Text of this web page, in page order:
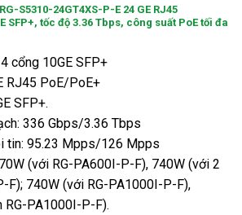
S5310-24GT4XS-P-E 24 GE RJ45
SFP+, tốc độ 3.36 Tbps, công suất PoE tối đa
cổng 10GE SFP+
RJ45 PoE/PoE+
SFP+.
336 Gbps/3.36 Tbps
tin: 95.23 Mpps/126 Mpps
(với RG-PA600I-P-F), 740W (với 2
F); 740W (với RG-PA1000I-P-F),
RG-PA1000I-P-F).